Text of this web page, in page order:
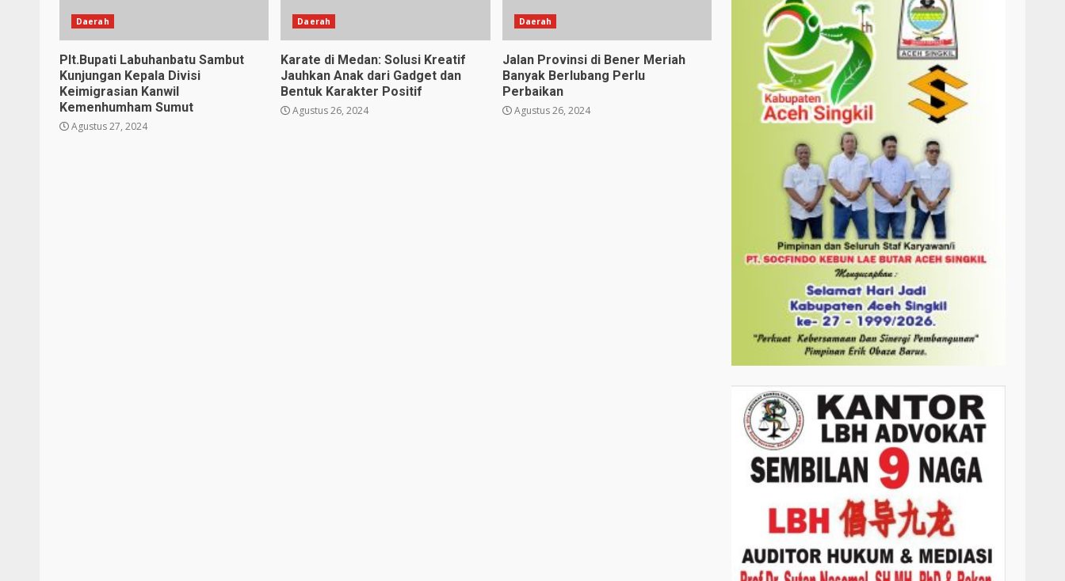
Daerah
Plt.Bupati Labuhanbatu Sambut
Kunjungan Kepala Divisi
Keimigrasian Kanwil
Kemenhumham Sumut
Agustus 27, 2024
Daerah
Karate di Medan: Solusi Kreatif
Jauhkan Anak dari Gadget dan
Bentuk Karakter Positif
Agustus 26, 2024
Daerah
Jalan Provinsi di Bener Meriah
Banyak Berlubang Perlu
Perbaikan
Agustus 26, 2024